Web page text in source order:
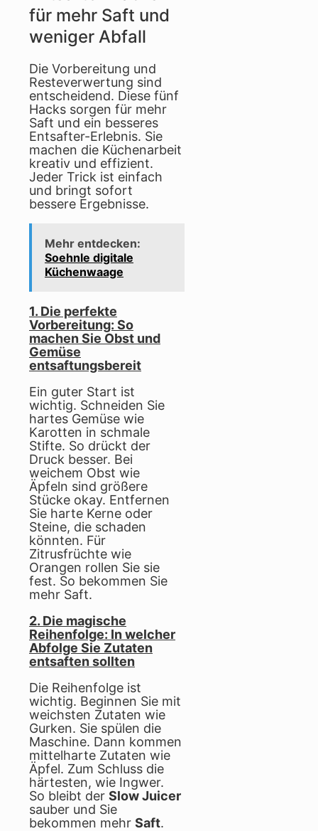
für mehr Saft und
weniger Abfall
Die Vorbereitung und
Resteverwertung sind
entscheidend. Diese fünf
Hacks sorgen für mehr
Saft und ein besseres
Entsafter-Erlebnis. Sie
machen die Küchenarbeit
kreativ und effizient.
Jeder Trick ist einfach
und bringt sofort
bessere Ergebnisse.
Mehr entdecken:
Soehnle digitale
Küchenwaage
1. Die perfekte
Vorbereitung: So
machen Sie Obst und
Gemüse
entsaftungsbereit
Ein guter Start ist
wichtig. Schneiden Sie
hartes Gemüse wie
Karotten in schmale
Stifte. So drückt der
Druck besser. Bei
weichem Obst wie
Äpfeln sind größere
Stücke okay. Entfernen
Sie harte Kerne oder
Steine, die schaden
könnten. Für
Zitrusfrüchte wie
Orangen rollen Sie sie
fest. So bekommen Sie
mehr Saft.
2. Die magische
Reihenfolge: In welcher
Abfolge Sie Zutaten
entsaften sollten
Die Reihenfolge ist
wichtig. Beginnen Sie mit
weichsten Zutaten wie
Gurken. Sie spülen die
Maschine. Dann kommen
mittelharte Zutaten wie
Äpfel. Zum Schluss die
härtesten, wie Ingwer.
So bleibt der Slow Juicer
sauber und Sie
bekommen mehr Saft.